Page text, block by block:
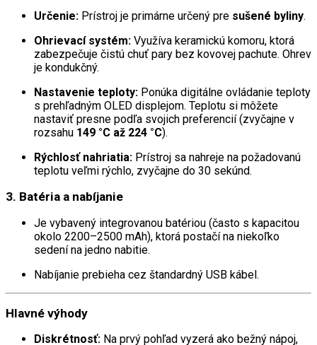
Určenie: Prístroj je primárne určený pre sušené byliny.
Ohrievací systém: Využíva keramickú komoru, ktorá
zabezpečuje čistú chuť pary bez kovovej pachute. Ohrev
je kondukčný.
Nastavenie teploty: Ponúka digitálne ovládanie teploty
s prehľadným OLED displejom. Teplotu si môžete
nastaviť presne podľa svojich preferencií (zvyčajne v
rozsahu 149 °C až 224 °C).
Rýchlosť nahriatia: Prístroj sa nahreje na požadovanú
teplotu veľmi rýchlo, zvyčajne do 30 sekúnd.
3. Batéria a nabíjanie
Je vybavený integrovanou batériou (často s kapacitou
okolo 2200–2500 mAh), ktorá postačí na niekoľko
sedení na jedno nabitie.
Nabíjanie prebieha cez štandardný USB kábel.
Hlavné výhody
Diskrétnosť: Na prvý pohľad vyzerá ako bežný nápoj,